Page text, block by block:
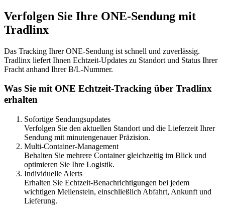
Verfolgen Sie Ihre ONE-Sendung mit
Tradlinx
Das Tracking Ihrer ONE-Sendung ist schnell und zuverlässig.
Tradlinx liefert Ihnen Echtzeit-Updates zu Standort und Status Ihrer
Fracht anhand Ihrer B/L-Nummer.
Was Sie mit ONE Echtzeit-Tracking über Tradlinx
erhalten
Sofortige Sendungsupdates
Verfolgen Sie den aktuellen Standort und die Lieferzeit Ihrer
Sendung mit minutengenauer Präzision.
Multi-Container-Management
Behalten Sie mehrere Container gleichzeitig im Blick und
optimieren Sie Ihre Logistik.
Individuelle Alerts
Erhalten Sie Echtzeit-Benachrichtigungen bei jedem
wichtigen Meilenstein, einschließlich Abfahrt, Ankunft und
Lieferung.